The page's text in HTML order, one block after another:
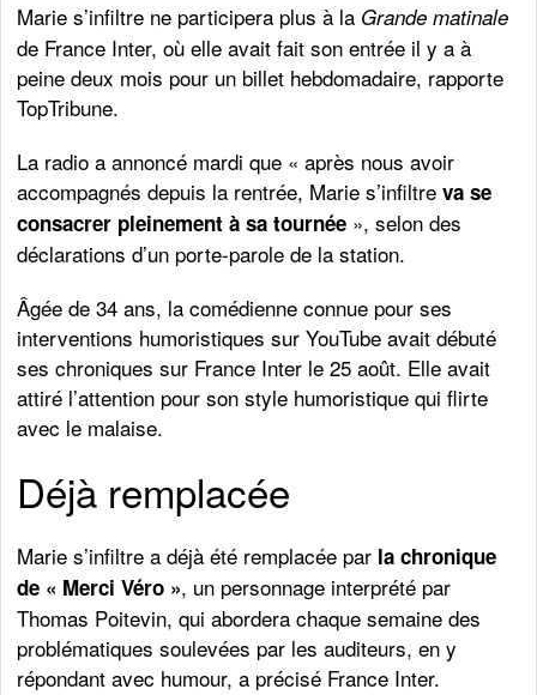
Marie s’infiltre ne participera plus à la Grande matinale
de France Inter, où elle avait fait son entrée il y a à
peine deux mois pour un billet hebdomadaire, rapporte
TopTribune.
La radio a annoncé mardi que « après nous avoir
accompagnés depuis la rentrée, Marie s’infiltreva se
consacrer pleinement à sa tournée », selon des
déclarations d’un porte-parole de la station.
Âgée de 34 ans, la comédienne connue pour ses
interventions humoristiques sur YouTube avait débuté
ses chroniques sur France Inter le 25 août. Elle avait
attiré l’attention pour son style humoristique qui flirte
avec le malaise.
Déjà remplacée
Marie s’infiltre a déjà été remplacée par la chronique
de « Merci Véro », un personnage interprété par
Thomas Poitevin, qui abordera chaque semaine des
problématiques soulevées par les auditeurs, en y
répondant avec humour, a précisé France Inter.